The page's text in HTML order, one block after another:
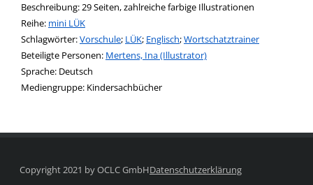
Beschreibung:29 Seiten, zahlreiche farbige Illustrationen
Reihe: mini LÜK
Schlagwörter:Vorschule; LÜK; Englisch;Wortschatztrainer
Beteiligte Personen: Suche nach dieser Beteiligten Person
Mertens, Ina (Illustrator)
Sprache: Deutsch
Mediengruppe: Kindersachbücher
Copyright 2021 by OCLC GmbHDatenschutzerklärung